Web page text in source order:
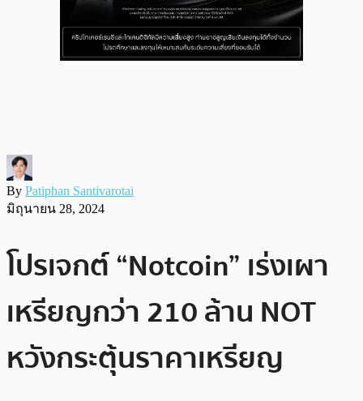
By Patiphan Santivarotai
มิถุนายน 28, 2024
โปรเจกต์ “Notcoin” เร่งเผา
เหรียญกว่า 210 ล้าน NOT
หวังกระตุ้นราคาเหรียญ